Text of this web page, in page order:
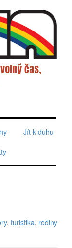
čas,
Jít k duhu
, turistika, rodiny